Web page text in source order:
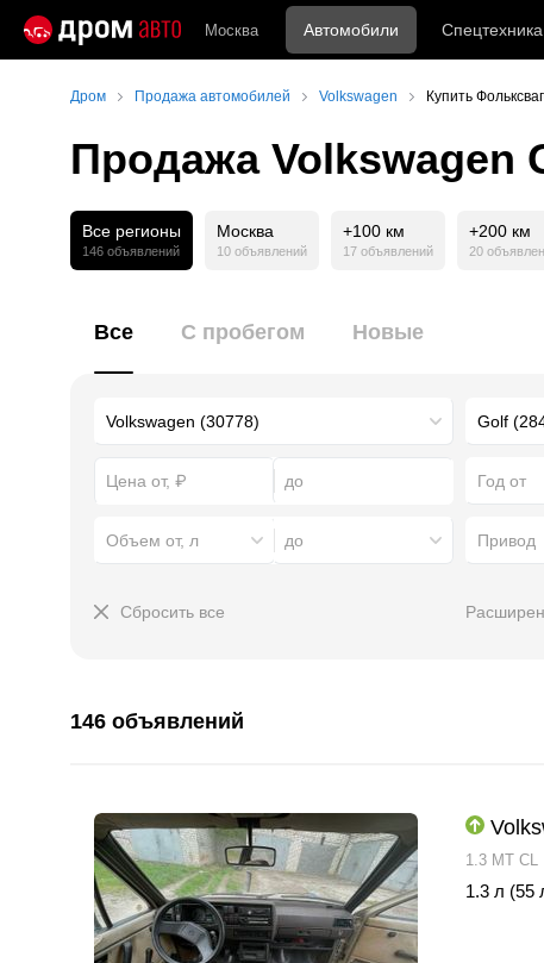
Москва Автомобили Спецтехника
Дром Продажа автомобилей Volkswagen Купить
Продажа Volkswagen
Все регионы
146 объявлений
Москва
10 объявлений
+100 км
17 объявлений
+200 км
20
Все С пробегом Новые
Год от
Объем от, л до Привод
Сбросить все
146 объявлений
1.3 MT CL
1.3 л (55